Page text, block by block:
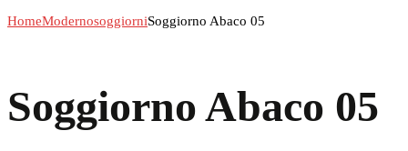
HomeModernosoggiorniSoggiorno Abaco 05
Soggiorno Abaco 05